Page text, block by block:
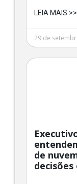
LEIA MAIS >>
29 de
de
decisões